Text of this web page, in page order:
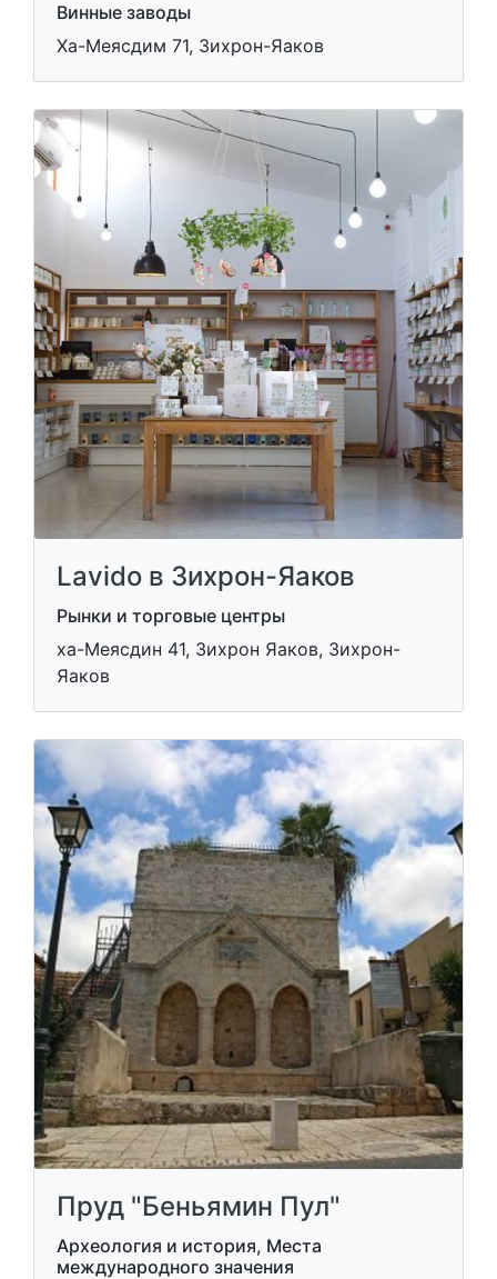
Винные заводы
Ха-Меясдим 71, Зихрон-Яаков
Lavido в Зихрон-Яаков
Рынки и торговые центры
ха-Меясдин 41, Зихрон Яаков, Зихрон-
Яаков
Пруд "Беньямин Пул"
Археология и история, Места
международного значения